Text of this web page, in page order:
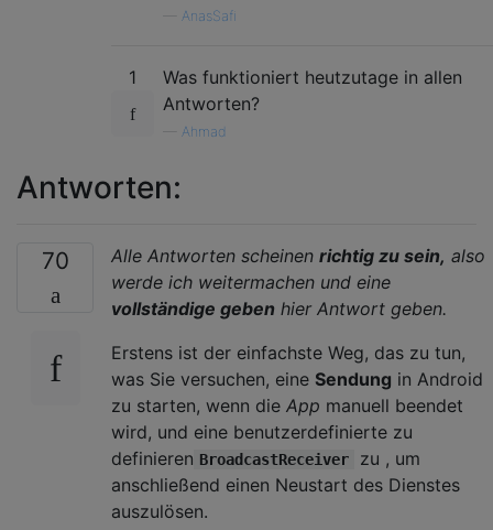
AnasSafi
1
Was funktioniert heutzutage in allen
Antworten?
Ahmad
Antworten:
70 Alle Antworten scheinen richtig zu sein, also
werde ich weitermachen und eine
vollständige geben hier Antwort geben.
Erstens ist der einfachste Weg, das zu tun,
was Sie versuchen, eine Sendung in Android
zu starten, wenn die App manuell beendet
wird, und eine benutzerdefinierte zu
definieren BroadcastReceiver
zu , um
anschließend einen Neustart des Dienstes
auszulösen.